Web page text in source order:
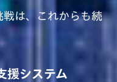
戦は、これからも続
援システム